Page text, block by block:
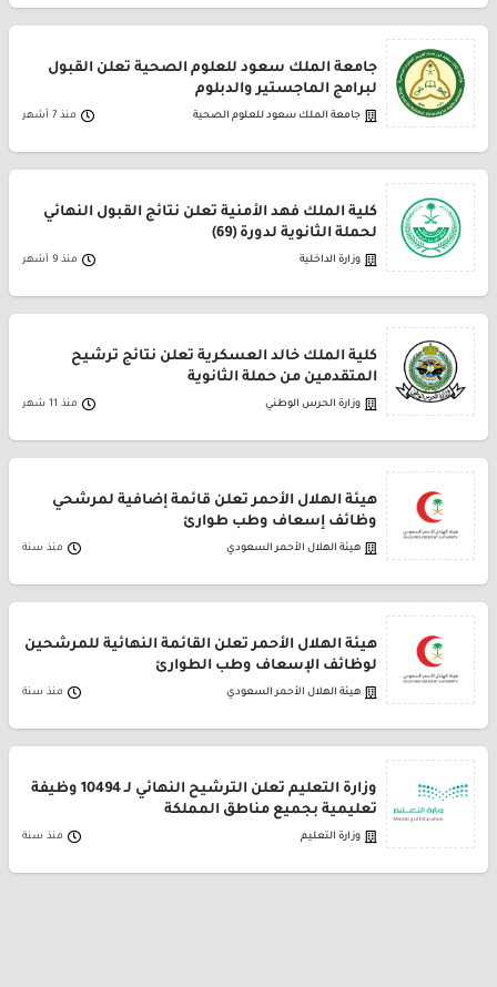
جامعة الملك سعود للعلوم الصحية تعلن القبول
لبرامج الماجستير والدبلوم
جامعة الملك سعود للعلوم الصحية منذ 7 أشهر
كلية الملك فهد الأمنية تعلن نتائج القبول النهائي
لحملة الثانوية لدورة (69)
وزارة الداخلية منذ 9 أشهر
كلية الملك خالد العسكرية تعلن نتائج ترشيح
المتقدمين من حملة الثانوية
وزارة الحرس الوطني منذ 11 شهر
هيئة الهلال الأحمر تعلن قائمة إضافية لمرشحي
وظائف إسعاف وطب طوارئ
هيئة الهلال الأحمر السعودي منذ سنة
هيئة الهلال الأحمر تعلن القائمة النهائية للمرشحين
لوظائف الإسعاف وطب الطوارئ
هيئة الهلال الأحمر السعودي منذ سنة
وزارة التعليم تعلن الترشيح النهائي لـ 10494 وظيفة
تعليمية بجميع مناطق المملكة
وزارة التعليم منذ سنة